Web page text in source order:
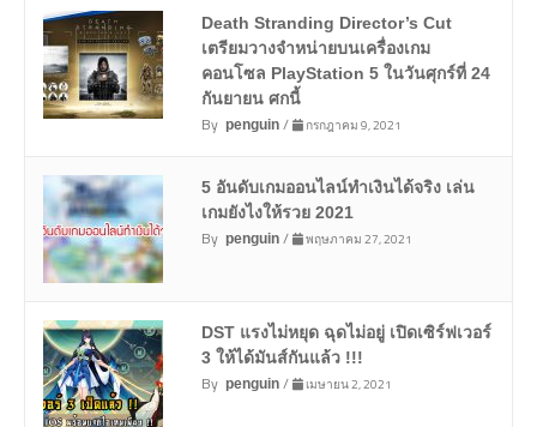
Death Stranding Director’s Cut
เตรียมวางจำหน่ายบนเครื่องเกม
คอนโซล PlayStation 5 ในวันศุกร์ที่ 24
กันยายน ศกนี้
By penguin/ กรกฎาคม 9, 2021
5 อันดับเกมออนไลน์ทำเงินได้จริง เล่น
เกมยังไงให้รวย 2021
By penguin/ พฤษภาคม 27, 2021
DST แรงไม่หยุด ฉุดไม่อยู่ เปิดเซิร์ฟเวอร์
3 ให้ได้มันส์กันแล้ว !!!
By penguin/ เมษายน 2, 2021